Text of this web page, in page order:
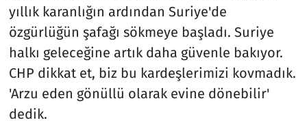
yıllık karanlığın ardından Suriye'de
özgürlüğün şafağı sökmeye başladı. Suriye
halkı geleceğine artık daha güvenle bakıyor.
CHP dikkat et, biz bu kardeşlerimizi kovmadık.
'Arzu eden gönüllü olarak evine dönebilir'
dedik.